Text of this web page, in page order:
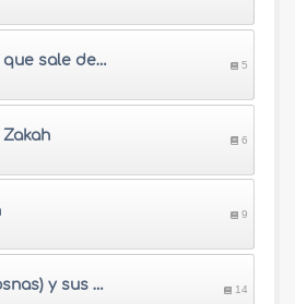
Zakah sobre lo que sale de la tierra 5
6
9
Sadaqah (Limosnas) y sus Juicios 14